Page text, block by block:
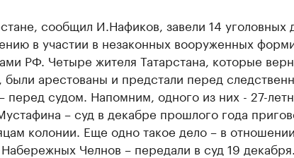
сообщил И.Нафиков, завели 14 уголовных
в участии в незаконных вооруженных
РФ. Четыре жителя Татарстана, которые
были арестованы и предстали перед
перед судом. Напомним, одного из них - 27-
– суд в декабре прошлого года
колонии. Еще одно такое дело – в
Челнов – передали в суд 19 декабря.